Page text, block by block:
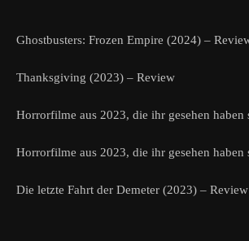
Ghostbusters: Frozen Empire (2024) –
Thanksgiving (2023) – Review
Horrorfilme aus 2023, die ihr gesehen haben
Horrorfilme aus 2023, die ihr gesehen haben
Die letzte Fahrt der Demeter (2023) – Review